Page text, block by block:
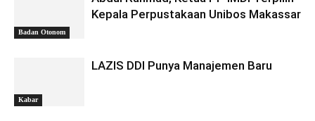
Badan Otonom
Kepala Perpustakaan Unibos Makassar
Kabar
LAZIS DDI Punya Manajemen Baru